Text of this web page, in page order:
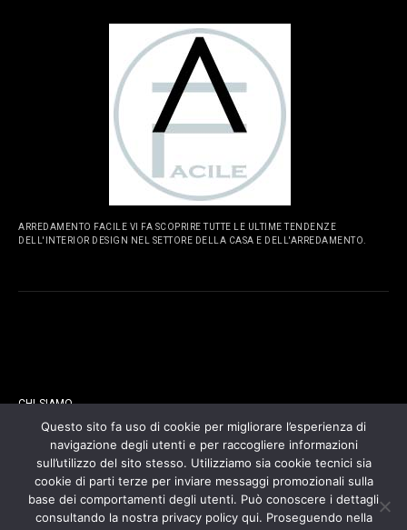
ARREDAMENTO FACILE VI FA SCOPRIRE TUTTE LE ULTIME TENDENZE
DELL'INTERIOR DESIGN NEL SETTORE DELLA CASA E DELL'ARREDAMENTO.
CHI SIAMO
CONTATTI
COOKIES POLICY
Questo sito fa uso di cookie per migliorare l’esperienza di
navigazione degli utenti e per raccogliere informazioni
sull’utilizzo del sito stesso. Utilizziamo sia cookie tecnici sia
cookie di parti terze per inviare messaggi promozionali sulla
base dei comportamenti degli utenti. Può conoscere i dettagli
consultando la nostra privacy policy qui. Proseguendo nella